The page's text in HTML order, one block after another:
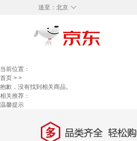
◇
送至： 北京
当前位置：
首页 > >
抱歉，没有找到相关商品。
相关推荐：
温馨提示
多 品类齐全，轻松购物